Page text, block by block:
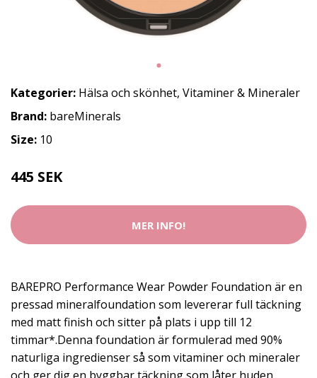
Kategorier: Hälsa och skönhet, Vitaminer & Mineraler
Brand: bareMinerals
Size: 10
445 SEK
MER INFO!
BAREPRO Performance Wear Powder Foundation är en
pressad mineralfoundation som levererar full täckning
med matt finish och sitter på plats i upp till 12
timmar*.Denna foundation är formulerad med 90%
naturliga ingredienser så som vitaminer och mineraler